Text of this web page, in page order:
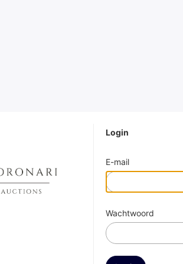
Login
E-mail
Wachtwoord